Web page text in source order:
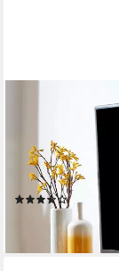
Lowboard
Dekor Design
zwei Türen), TV-
Modern
(6)
119,95 €
lieferbar - in 2-3